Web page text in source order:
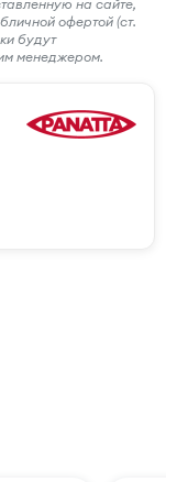
на сайте,
офертой (ст.
будут
менеджером.